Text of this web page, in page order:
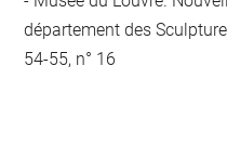
département des
54-55, n° 16